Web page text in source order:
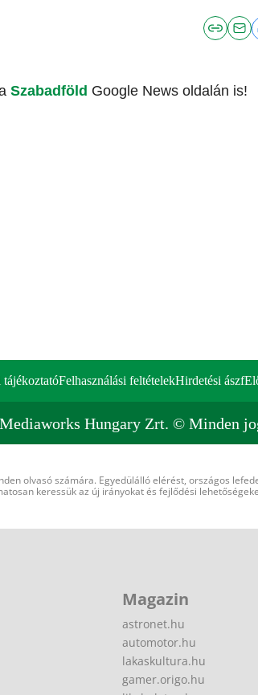
Szabadföld Google News oldalán is!
Felhasználási feltételekHirdetési ászf
Hungary Zrt. © Minden
olvasó számára. Egyedülálló elérést, országos
keressük az új irányokat és fejlődési
Magazin
astronet.hu
automotor.hu
lakaskultura.hu
gamer.origo.hu